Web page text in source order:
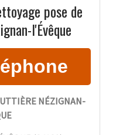
pose de
l'Évêque
NÉZIGNAN-